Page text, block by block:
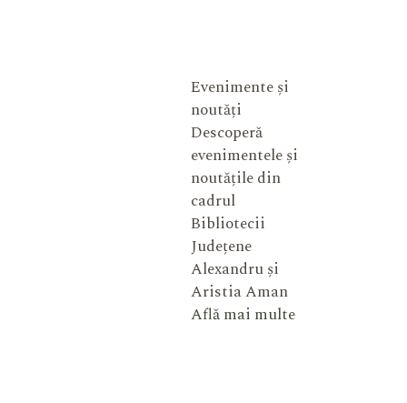
Evenimente și
noutăți
Descoperă
evenimentele și
noutățile din
cadrul
Bibliotecii
Județene
Alexandru și
Aristia Aman
Află mai multe